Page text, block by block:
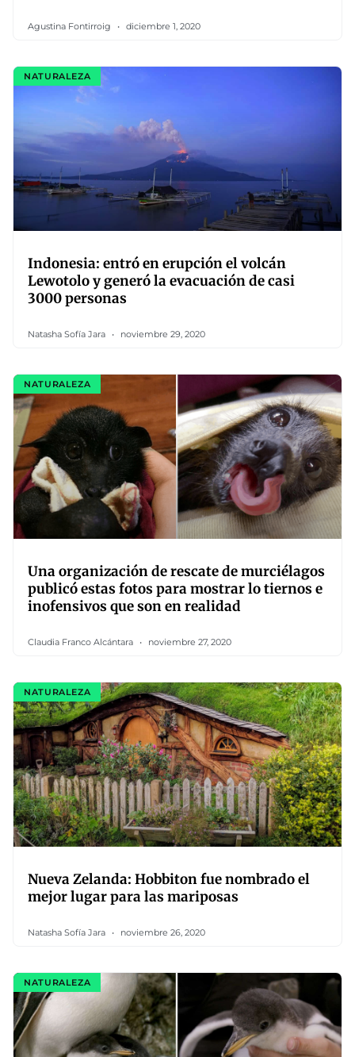
Agustina Fontirroig diciembre 1, 2020
NATURALEZA
Indonesia: entró en erupción el volcán
Lewotolo y generó la evacuación de casi
3000 personas
Natasha Sofía Jara noviembre 29, 2020
NATURALEZA
Una organización de rescate de murciélagos
publicó estas fotos para mostrar lo tiernos e
inofensivos que son en realidad
Claudia Franco Alcántara noviembre 27, 2020
NATURALEZA
Nueva Zelanda: Hobbiton fue nombrado el
mejor lugar para las mariposas
Natasha Sofía Jara noviembre 26, 2020
NATURALEZA